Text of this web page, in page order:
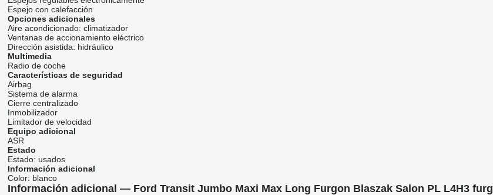
Espejo con calefacción
Opciones adicionales
Aire acondicionado: climatizador
Ventanas de accionamiento eléctrico
Dirección asistida: hidráulico
Multimedia
Radio de coche
Características de seguridad
Airbag
Sistema de alarma
Cierre centralizado
Inmobilizador
Limitador de velocidad
Equipo adicional
ASR
Estado
Estado: usados
Información adicional
Color: blanco
Información adicional — Ford Transit Jumbo Maxi Max Long Furgon Blaszak Salon PL L4H3